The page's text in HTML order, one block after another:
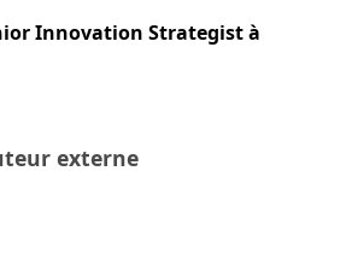
Innovation Strategist à
externe